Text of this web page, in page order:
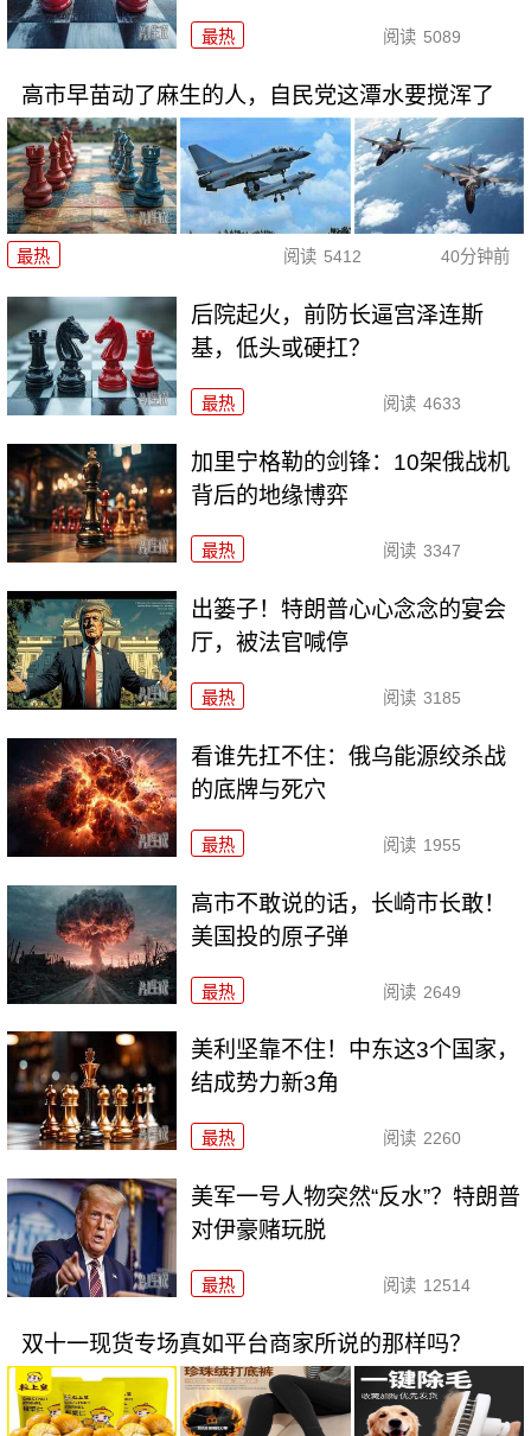
最热 阅读 5089
高市早苗动了麻生的人，自民党这潭水要搅浑了
最热 阅读 5412 40分钟前
后院起火，前防长逼宫泽连斯
基，低头或硬扛？
最热 阅读 4633
加里宁格勒的剑锋：10架俄战机
背后的地缘博弈
最热 阅读 3347
出篓子！特朗普心心念念的宴会
厅，被法官喊停
最热 阅读 3185
看谁先扛不住：俄乌能源绞杀战
的底牌与死穴
最热 阅读 1955
高市不敢说的话，长崎市长敢！
美国投的原子弹
最热 阅读 2649
美利坚靠不住！中东这3个国家，
结成势力新3角
最热 阅读 2260
美军一号人物突然“反水”？特朗普
对伊豪赌玩脱
最热 阅读 12514
双十一现货专场真如平台商家所说的那样吗？